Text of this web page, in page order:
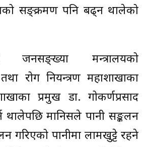
सङ्क्रमण पनि बढ्न थालेको
जनसङ्ख्या मन्त्रालयको
तथा रोग नियन्त्रण महाशाखाका
प्रमुख डा. गोकर्णप्रसाद
थालेपछि मानिसले पानी सङ्कलन
गरिएको पानीमा लामखुट्टे रहने